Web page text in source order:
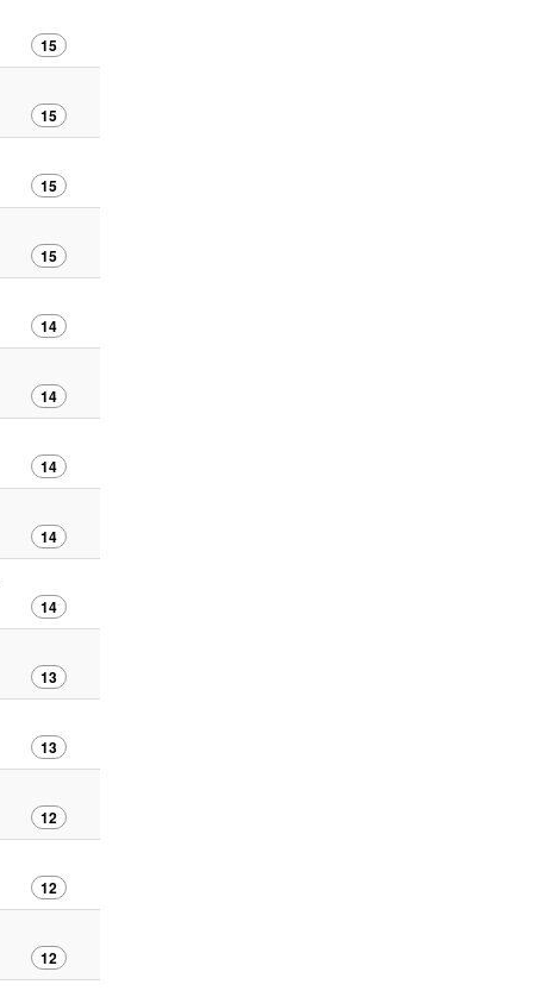
15
15
15
15
14
14
14
14
14
13
13
12
12
12